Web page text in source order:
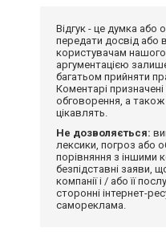
Відгук - це думка або
передати досвід або
користувачам
аргументацією
багатьом прийняти
Коментарі
обговорення, а
цікавлять.
Не дозволяється:
лексики, погроз або
порівняння з іншими
безпідставні заяви,
компанії і / або її
сторонні інтернет-
самореклама.